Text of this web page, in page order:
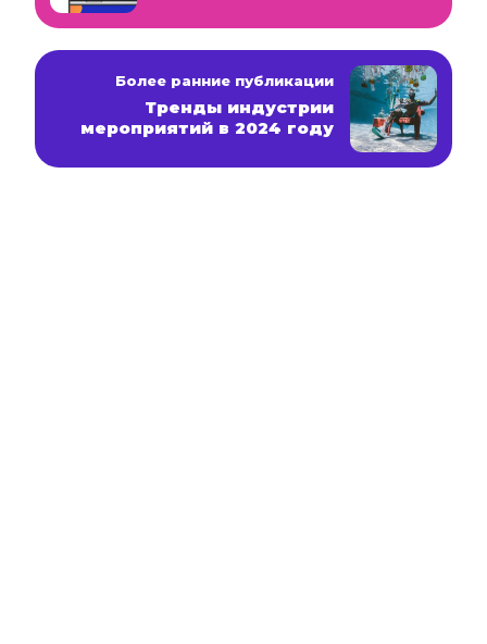
Более ранние публикации
Тренды индустрии
мероприятий в 2024 году